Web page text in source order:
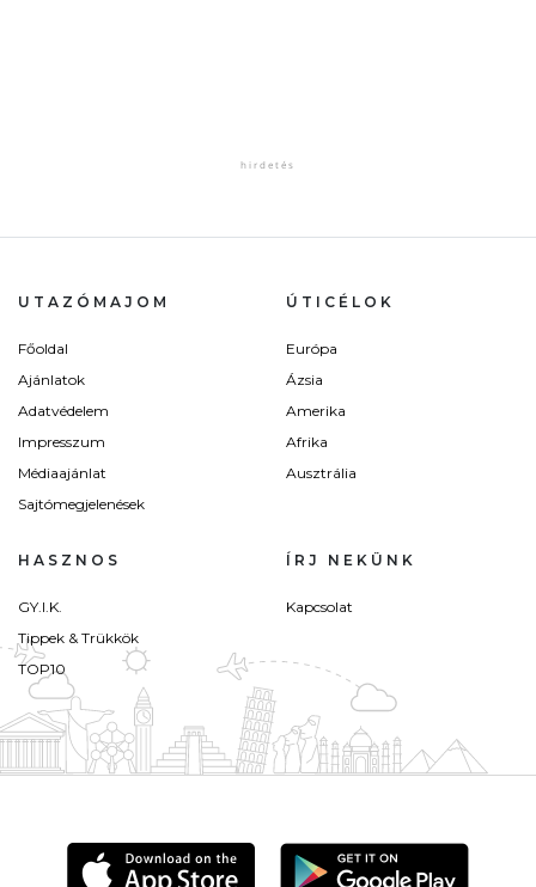
UTAZÓMAJOM
Főoldal
Ajánlatok
Adatvédelem
Impresszum
Médiaajánlat
Sajtómegjelenések
ÚTICÉLOK
Európa
Ázsia
Amerika
Afrika
Ausztrália
HASZNOS
GY.I.K.
Tippek & Trükkök
TOP10
ÍRJ NEKÜNK
Kapcsolat